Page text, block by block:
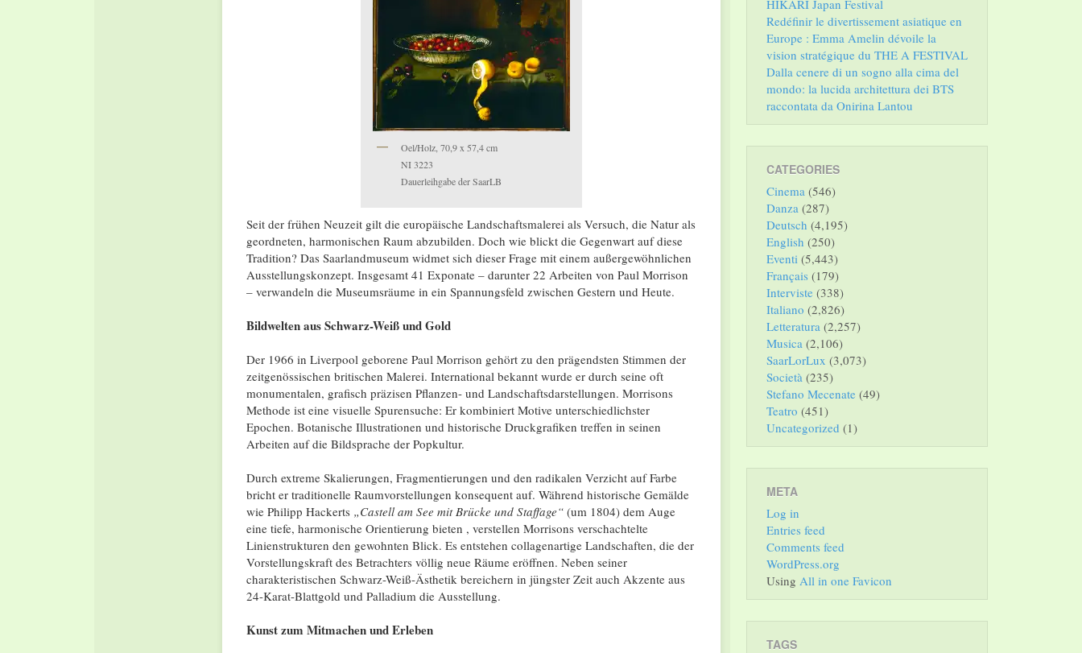
Oel/Holz, 70,9 x 57,4 cm
NI 3223
Dauerleihgabe der SaarLB
Seit der frühen Neuzeit gilt die europäische Landschaftsmalerei als Versuch, die Natur als
geordneten, harmonischen Raum abzubilden. Doch wie blickt die Gegenwart auf diese
Tradition? Das Saarlandmuseum widmet sich dieser Frage mit einem außergewöhnlichen
Ausstellungskonzept. Insgesamt 41 Exponate – darunter 22 Arbeiten von Paul Morrison
– verwandeln die Museumsräume in ein Spannungsfeld zwischen Gestern und Heute.
Bildwelten aus Schwarz-Weiß und Gold
Der 1966 in Liverpool geborene Paul Morrison gehört zu den prägendsten Stimmen der
zeitgenössischen britischen Malerei. International bekannt wurde er durch seine oft
monumentalen, grafisch präzisen Pflanzen- und Landschaftsdarstellungen. Morrisons
Methode ist eine visuelle Spurensuche: Er kombiniert Motive unterschiedlichster
Epochen. Botanische Illustrationen und historische Druckgrafiken treffen in seinen
Arbeiten auf die Bildsprache der Popkultur.
Durch extreme Skalierungen, Fragmentierungen und den radikalen Verzicht auf Farbe
bricht er traditionelle Raumvorstellungen konsequent auf. Während historische Gemälde
wie Philipp Hackerts „Castell am See mit Brücke und Staffage“(um 1804) dem Auge
eine tiefe, harmonische Orientierung bieten , verstellen Morrisons verschachtelte
Linienstrukturen den gewohnten Blick. Es entstehen collagenartige Landschaften, die der
Vorstellungskraft des Betrachters völlig neue Räume eröffnen. Neben seiner
charakteristischen Schwarz-Weiß-Ästhetik bereichern in jüngster Zeit auch Akzente aus
24-Karat-Blattgold und Palladium die Ausstellung.
Kunst zum Mitmachen und Erleben
HIKARI Japan Festival
Redéfinir le divertissement asiatique en
Europe : Emma Amelin dévoile la
vision stratégique du THE A FESTIVAL
Dalla cenere di un sogno alla cima del
mondo: la lucida architettura dei BTS
raccontata da Onirina Lantou
CATEGORIES
Cinema (546)
Danza (287)
Deutsch (4,195)
English (250)
Eventi (5,443)
Français (179)
Interviste (338)
Italiano (2,826)
Letteratura (2,257)
Musica (2,106)
SaarLorLux (3,073)
Società (235)
Stefano Mecenate (49)
Teatro (451)
Uncategorized (1)
META
Log in
Entries feed
Comments feed
WordPress.org
Using All in one Favicon
TAGS